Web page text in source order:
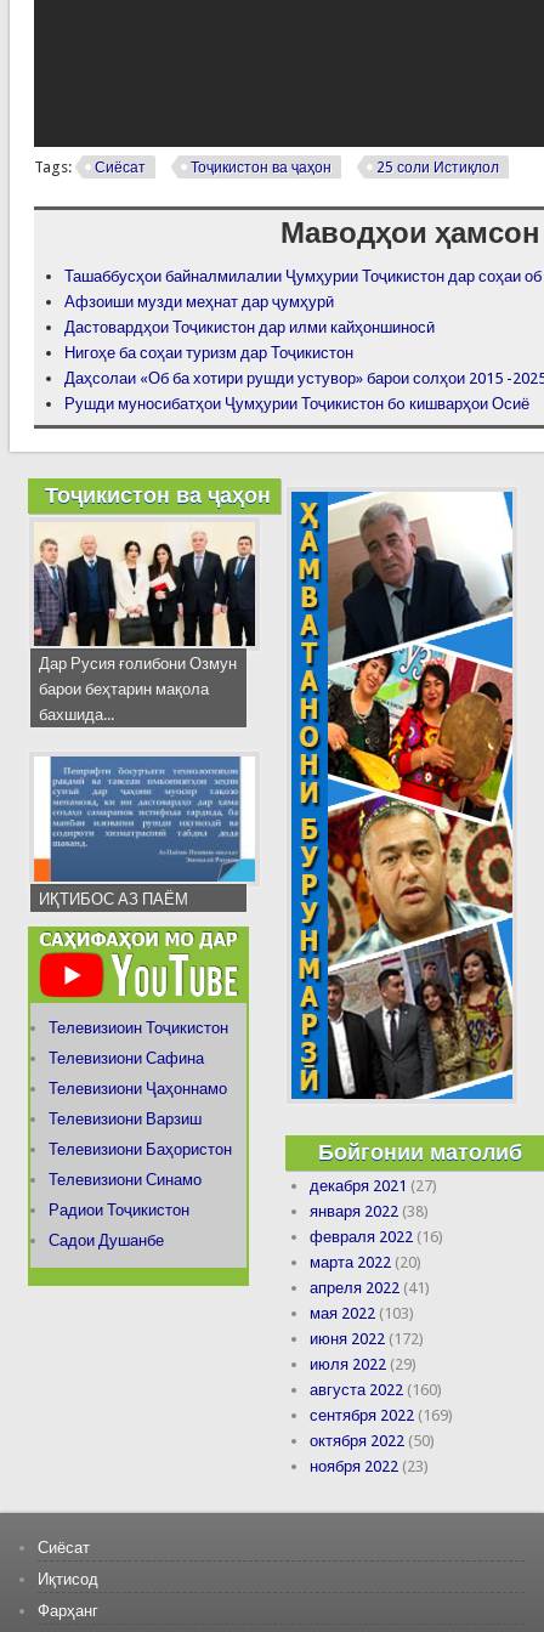
Tags: Сиёсат Тоҷикистон ва ҷаҳон 25 соли Истиқлол
Маводҳои ҳамсон
Ташаббусҳои байналмилалии Ҷумҳурии Тоҷикистон дар соҳаи об
Афзоиши музди меҳнат дар ҷумҳурӣ
Дастовардҳои Тоҷикистон дар илми кайҳоншиносӣ
Нигоҳе ба соҳаи туризм дар Тоҷикистон
Даҳсолаи «Об ба хотири рушди устувор» барои солҳои 2015 -
Рушди муносибатҳои Ҷумҳурии Тоҷикистон бo кишварҳои Осиё
Тоҷикистон ва ҷаҳон
Дар Русия ғолибони Озмун
барои беҳтарин мақола
бахшида...
ИҚТИБОС АЗ ПАЁМ
Телевизиоин Тоҷикистон
Телевизиони Сафина
Телевизиони Ҷаҳоннамо
Телевизиони Варзиш
Телевизиони Баҳористон
Телевизиони Синамо
Радиои Тоҷикистон
Садои Душанбе
Бойгонии матолиб
декабря 2021 (27)
января 2022 (38)
февраля 2022 (16)
марта 2022 (20)
апреля 2022 (41)
мая 2022 (103)
июня 2022 (172)
июля 2022 (29)
августа 2022 (160)
сентября 2022 (169)
октября 2022 (50)
ноября 2022 (23)
Сиёсат
Иқтисод
Фарҳанг